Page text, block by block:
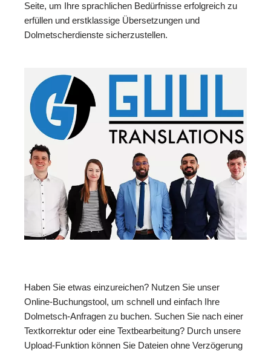
Seite, um Ihre sprachlichen Bedürfnisse erfolgreich zu
erfüllen und erstklassige Übersetzungen und
Dolmetscherdienste sicherzustellen.
Haben Sie etwas einzureichen? Nutzen Sie unser
Online-Buchungstool, um schnell und einfach Ihre
Dolmetsch-Anfragen zu buchen. Suchen Sie nach einer
Textkorrektur oder eine Textbearbeitung? Durch unsere
Upload-Funktion können Sie Dateien ohne Verzögerung